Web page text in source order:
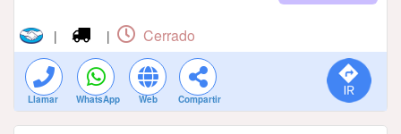
| | Cerrado
Llamar WhatsApp Web Compartir